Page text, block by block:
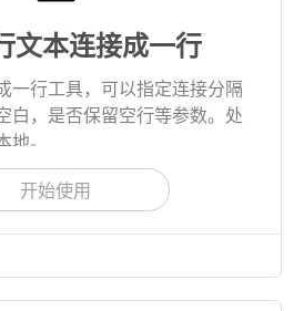
文本连接成一行
一行工具，可以指定连接分隔
白，是否保留空行等参数。处
。
开始使用